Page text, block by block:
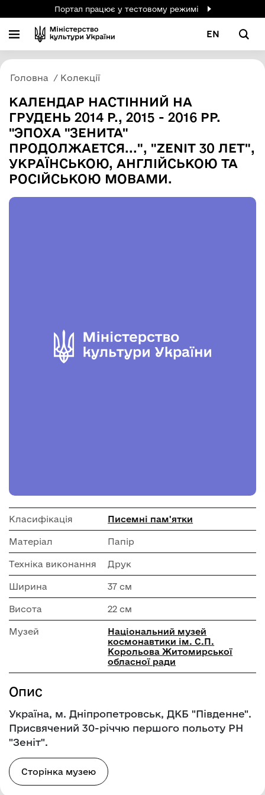
Портал працює у тестовому режимі
EN
Головна Колекції
КАЛЕНДАР НАСТІННИЙ НА
ГРУДЕНЬ 2014 Р., 2015 - 2016 РР.
"ЭПОХА "ЗЕНИТА"
ПРОДОЛЖАЕТСЯ...", "ZENIT 30 ЛЕТ",
УКРАЇНСЬКОЮ, АНГЛІЙСЬКОЮ ТА
РОСІЙСЬКОЮ МОВАМИ.
Класифікація Писемні пам'ятки
Матеріал Папір
Техніка виконання Друк
Ширина 37 см
Висота 22 см
Музей
Національний музей
космонавтики ім. С.П.
Корольова Житомирської
обласної ради
Опис
Україна, м. Дніпропетровськ, ДКБ "Південне".
Присвячений 30-річчю першого польоту РН
"Зеніт".
Сторінка музею